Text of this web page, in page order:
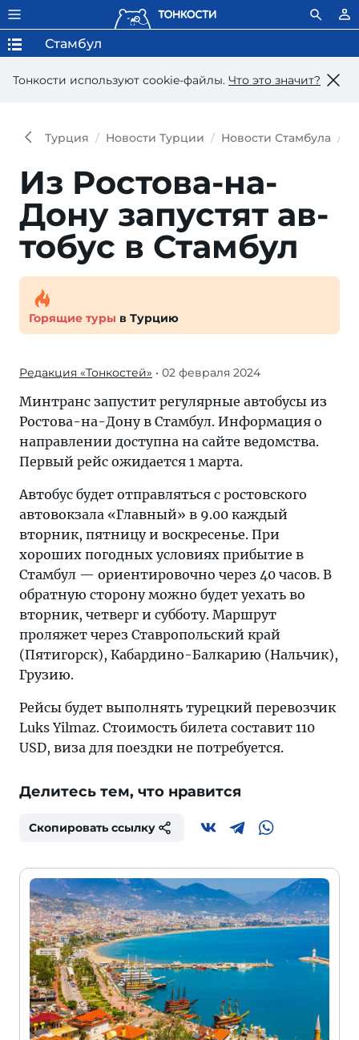
Тонкости используют сookie-файлы. Что это значит?
Стамбул
Турция Новости Турции Новости Стамбула
Из Ростова-на-
Дону запус­тят ав­
тобус в Стамбул
Горящие туры в Турцию
Редакция «Тонкостей» • 02 февраля 2024
Минтранс запустит регулярные автобусы из
Ростова-на-Дону в Стамбул. Информация о
направлении доступна на сайте ведомства.
Первый рейс ожидается 1 марта.
Автобус будет отправляться с ростовского
автовокзала «Главный» в 9.00 каждый
вторник, пятницу и воскресенье. При
хороших погодных условиях прибытие в
Стамбул — ориентировочно через 40 часов. В
обратную сторону можно будет уехать во
вторник, четверг и субботу. Маршрут
проляжет через Ставропольский край
(Пятигорск), Кабардино-Балкарию (Нальчик),
Грузию.
Рейсы будет выполнять турецкий перевозчик
Luks Yilmaz. Стоимость билета составит 110
USD, виза для поездки не потребуется.
Делитесь тем, что нравится
Скопировать ссылку